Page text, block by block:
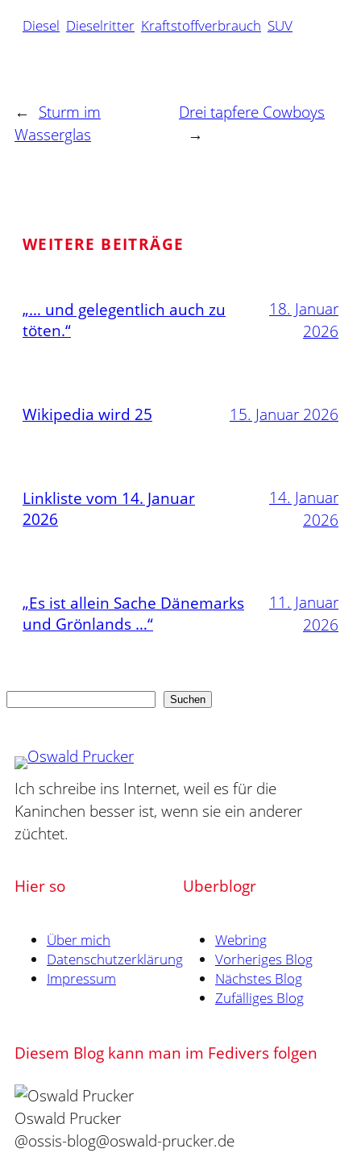
Diesel Dieselritter Kraftstoffverbrauch SUV
← Sturm im
Wasserglas
Drei tapfere Cowboys
→
WEITERE BEITRÄGE
„… und gelegentlich auch zu
töten.“
18. Januar
2026
Wikipedia wird 25 15. Januar 2026
Linkliste vom 14. Januar
2026
14. Januar
2026
„Es ist allein Sache Dänemarks
und Grönlands …“
11. Januar
2026
Suchen Suchen
Ich schreibe ins Internet, weil es für die
Kaninchen besser ist, wenn sie ein anderer
züchtet.
Hier so
Über mich
Datenschutzerklärung
Impressum
Uberblogr
Webring
Vorheriges Blog
Nächstes Blog
Zufälliges Blog
Diesem Blog kann man im Fedivers folgen
Oswald Prucker
@ossis-blog@oswald-prucker.de